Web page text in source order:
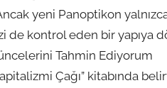
Ancak yeni Panoptikon
kontrol eden bir yapıya
Tahmin Ediyorum
Çağı” kitabında